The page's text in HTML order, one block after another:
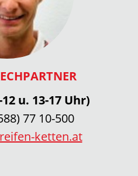
u. 13-17 Uhr)
77 10-500
ketten.at